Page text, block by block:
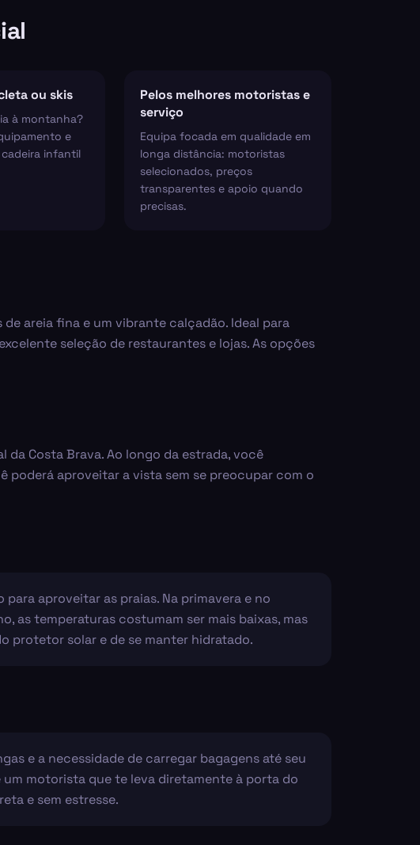
ou skis
à montanha?
e
infantil
Pelos melhores motoristas e
serviço
Equipa focada em qualidade em
longa distância: motoristas
selecionados, preços
transparentes e apoio quando
precisas.
areia fina e um vibrante calçadão. Ideal para
seleção de restaurantes e lojas. As opções
Costa Brava. Ao longo da estrada, você
aproveitar a vista sem se preocupar com o
aproveitar as praias. Na primavera e no
as temperaturas costumam ser mais baixas, mas
protetor solar e de se manter hidratado.
e a necessidade de carregar bagagens até seu
motorista que te leva diretamente à porta do
e sem estresse.